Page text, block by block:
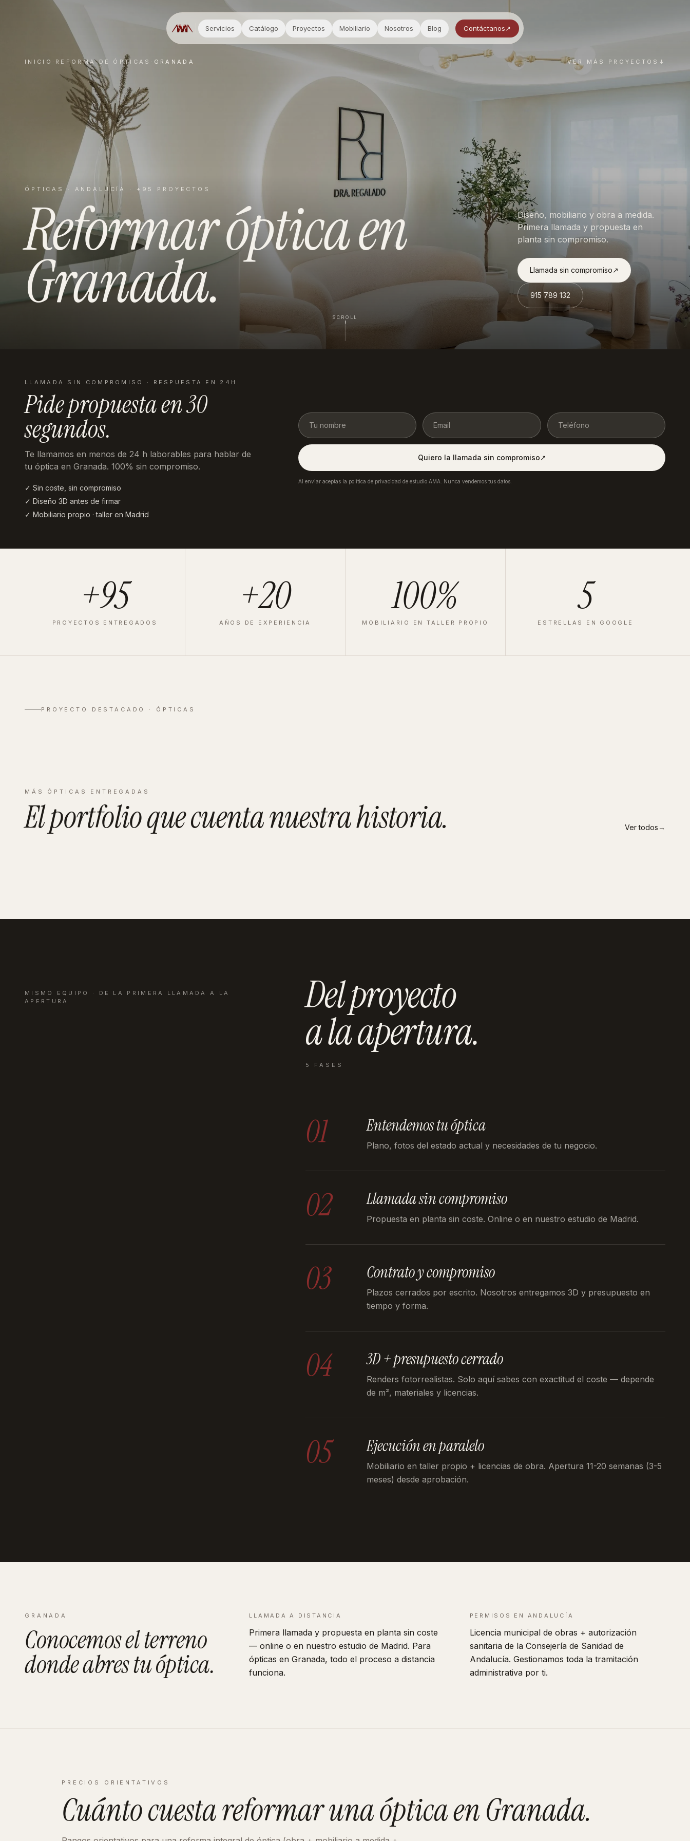
Servicios Catálogo Proyectos Mobiliario Nosotros Blog Contáctanos↗︎
VER MÁS PROYECTOS ↓
INICIO · REFORMA DE ÓPTICAS · GRANADA
ÓPTICAS · ANDALUCÍA · +95 PROYECTOS
Reformarópticaen
Granada.
Diseño, mobiliario y obra a medida.
Primera llamada y propuesta en
planta sin compromiso.
Llamada sin compromiso↗︎
915 789 132
SCROLL
LLAMADA SIN COMPROMISO · RESPUESTA EN 24H
Pide propuesta en30
segundos.
Te llamamos en menos de 24 h laborables para hablar de
tu óptica en Granada. 100% sin compromiso.
✓ Sin coste, sin compromiso
✓ Diseño 3D antes de firmar
✓ Mobiliario propio · taller en Madrid
Quiero la llamada sin compromiso↗︎
Al enviar aceptas la política de privacidad de estudio AMA. Nunca vendemos tus datos.
+95
PROYECTOS ENTREGADOS
+20
AÑOS DE EXPERIENCIA
100%
MOBILIARIO EN TALLER PROPIO
5
ESTRELLAS EN GOOGLE
PROYECTO DESTACADO · ÓPTICAS
Zeiss Valladolid
MÁS ÓPTICAS ENTREGADAS
El portfolio quecuenta nuestra historia. Ver todos→
PAMPLONA
MISMO EQUIPO · DE LA PRIMERA LLAMADA A LA
APERTURA
Del proyecto
a laapertura.
5 FASES
01 Entendemos tu óptica
Plano, fotos del estado actual y necesidades de tu negocio.
02 Llamada sin compromiso
Propuesta en planta sin coste. Online o en nuestro estudio de Madrid.
03 Contrato y compromiso
Plazos cerrados por escrito. Nosotros entregamos 3D y presupuesto en
tiempo y forma.
04 3D + presupuesto cerrado
Renders fotorrealistas. Solo aquí sabes con exactitud el coste — depende
de m², materiales y licencias.
05 Ejecución en paralelo
Mobiliario en taller propio + licencias de obra. Apertura 11-20 semanas (3-5
meses) desde aprobación.
GRANADA
Conocemos el terreno
donde abres tuóptica.
LLAMADA A DISTANCIA
Primera llamada y propuesta en planta sin coste
— online o en nuestro estudio de Madrid. Para
ópticas en Granada, todo el proceso a distancia
funciona.
PERMISOS EN ANDALUCÍA
Licencia municipal de obras + autorización
sanitaria de la Consejería de Sanidad de
Andalucía. Gestionamos toda la tramitación
administrativa por ti.
PRECIOS ORIENTATIVOS
Cuánto cuesta reformaruna ópticaenGranada.